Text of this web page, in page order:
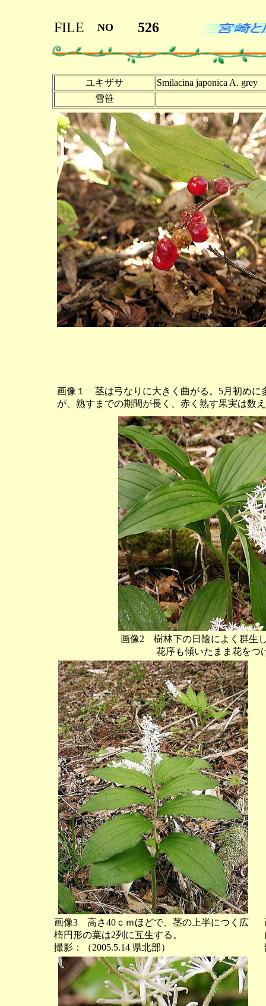
FILE NO 526
ユキザサ
Smilacina japonica A. grey
雪笹
画像１ 茎は弓なりに大きく曲がる。5月初めに
が、熟すまでの期間が長く、赤く熟す果実は数
画像2 樹林下の日陰によく群生
花序も傾いたまま花をつける
画像3 高さ40ｃｍほどで、茎の上半につく広
楕円形の葉は2列に互生する。
撮影：（2005.5.14 県北部）